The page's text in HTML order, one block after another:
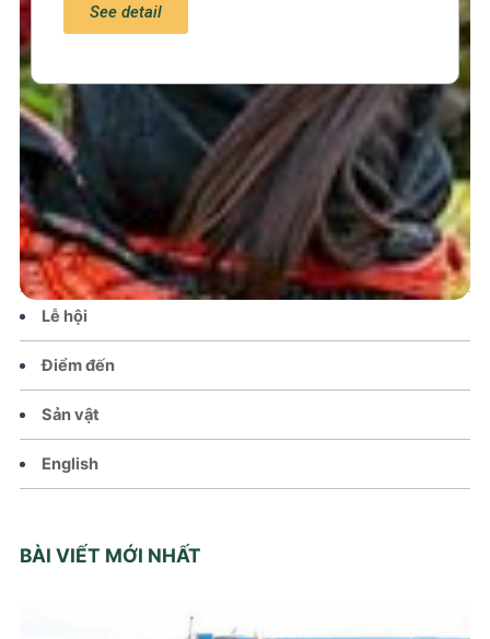
Trang chủ
Tin tức – Sự kiện
Chính sách
Văn hoá – Đời sống
Lễ hội
Điểm đến
Sản vật
English
BÀI VIẾT MỚI NHẤT
See detail